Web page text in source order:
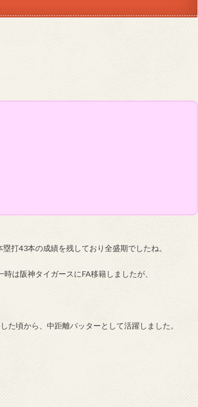
打43本の成績を残しており全盛期でしたね。
は阪神タイガースにFA移籍しましたが、
た頃から、中距離バッターとして活躍しました。